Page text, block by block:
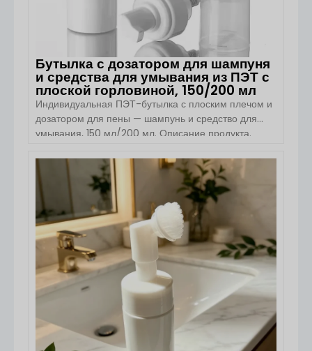
Бутылка с дозатором для шампуня
и средства для умывания из ПЭТ с
плоской горловиной, 150/200 мл
Индивидуальная ПЭТ-бутылка с плоским плечом и
дозатором для пены — шампунь и средство для
умывания, 150 мл/200 мл. Описание продукта.
дозатором для пены от компании «Ханчжоу Бою
Паккиджинг» разработана для современных
брендов средств по уходу за кожей и личной
гигиены. Благодаря лаконичному дизайну с
плоскими плечами, лёгкому корпусу из ПЭТ и
высококачественной системе дозатора пены
данное упаковочное решение идеально подходит
для средств для умывания лица, […]
ПОСМОТРЕТЬ ДЕТАЛИ